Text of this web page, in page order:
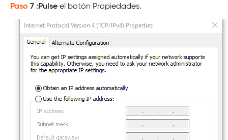
Paso 7 :Pulse el botón Propiedades.